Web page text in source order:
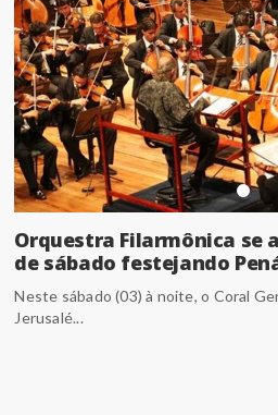
Orquestra Filarmônica se
de sábado festejando
Neste sábado (03) à noite, o Coral
Jerusalé...